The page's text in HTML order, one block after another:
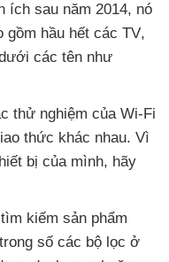
ích sau năm 2014, nó
gồm hầu hết các TV,
các tên như
thử nghiệm của Wi-Fi
thức khác nhau. Vì
bị của mình, hãy
kiếm sản phẩm
số các bộ lọc ở